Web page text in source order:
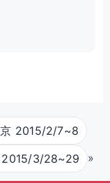
京 2015/2/7~8
2015/3/28~29
»